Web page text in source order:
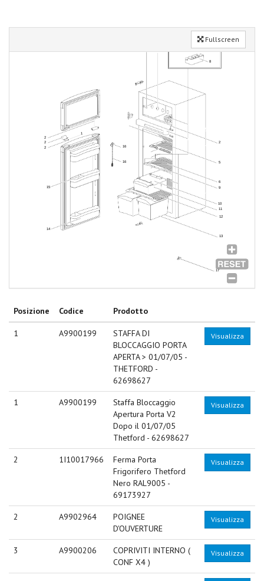
Fullscreen
1
15
14
16
16
8
2
2
2
2
5
6
9
10
11
12
13
17
Posizione Codice Prodotto
1 A9900199
STAFFA DI
BLOCCAGGIO PORTA
APERTA > 01/07/05 -
THETFORD -
62698627
Visualizza
1 A9900199
Staffa Bloccaggio
Apertura Porta V2
Dopo il 01/07/05
Thetford - 62698627
Visualizza
2 1I10017966
Ferma Porta
Frigorifero Thetford
Nero RAL9005 -
69173927
Visualizza
2 A9902964
POIGNEE
D'OUVERTURE
Visualizza
3 A9900206
COPRIVITI INTERNO (
CONF X4 )
Visualizza